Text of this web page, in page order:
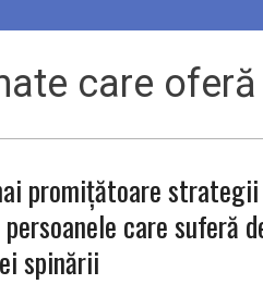
care
promițătoare
care suferă
spinării